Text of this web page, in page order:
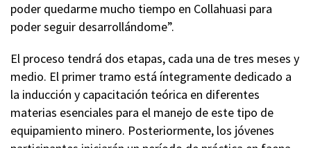
poder quedarme mucho tiempo en Collahuasi para
poder seguir desarrollándome”.
El proceso tendrá dos etapas, cada una de tres meses y
medio. El primer tramo está íntegramente dedicado a
la inducción y capacitación teórica en diferentes
materias esenciales para el manejo de este tipo de
equipamiento minero. Posteriormente, los jóvenes